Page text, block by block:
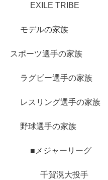
EXILE TRIBE
モデルの家族
スポーツ選手の家族
ラグビー選手の家族
レスリング選手の家族
野球選手の家族
■メジャーリーグ
千賀滉大投手